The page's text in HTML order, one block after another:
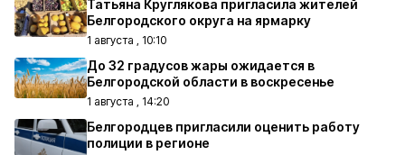
Татьяна Круглякова пригласила жителей
Белгородского округа на ярмарку
1 августа , 10:10
До 32 градусов жары ожидается в
Белгородской области в воскресенье
1 августа , 14:20
Белгородцев пригласили оценить работу
полиции в регионе